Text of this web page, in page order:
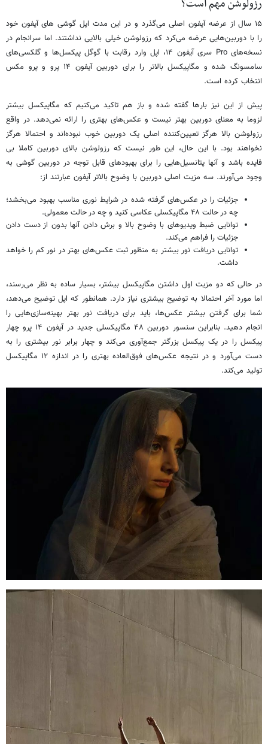
رزولوشن مهم است؟
۱۵ سال از عرضه آیفون اصلی می‌گذرد و در این مدت اپل گوشی های آیفون خود
را با دوربین‌هایی عرضه می‌کرد که رزولوشن خیلی بالایی نداشتند. اما سرانجام در
نسخه‌های Pro سری آیفون ۱۴، اپل وارد رقابت با گوگل پیکسل‌ها و گلکسی‌های
سامسونگ شده و مگاپیکسل بالاتر را برای دوربین آیفون ۱۴ پرو و پرو مکس
انتخاب کرده است.
پیش از این نیز بارها گفته شده و باز هم تاکید می‌کنیم که مگاپیکسل بیشتر
لزوما به معنای دوربین بهتر نیست و عکس‌های بهتری را ارائه نمی‌دهد. در واقع
رزولوشن بالا هرگز تعیین‌کننده اصلی یک دوربین خوب نبوده‌اند و احتمالا هرگز
نخواهند بود. با این حال، این طور نیست که رزولوشن بالای دوربین کاملا بی
فایده باشد و آنها پتانسیل‌هایی را برای بهبودهای قابل توجه در دوربین گوشی به
وجود می‌آورند. سه مزیت اصلی دوربین با وضوح بالاتر آیفون عبارتند از:
جزئیات را در عکس‌های گرفته شده در شرایط نوری مناسب بهبود می‌بخشد؛
چه در حالت ۴۸ مگاپیکسلی عکاسی کنید و چه در حالت معمولی.
توانایی ضبط ویدیوهای با وضوح بالا و برش دادن آنها بدون از دست دادن
جزئیات را فراهم می‌کند.
توانایی دریافت نور بیشتر به منظور ثبت عکس‌های بهتر در نور کم را خواهد
داشت.
در حالی که دو مزیت اول داشتن مگاپیکسل بیشتر، بسیار ساده به نظر می‌رسند،
اما مورد آخر احتمالا به توضیح بیشتری نیاز دارد. همانطور که اپل توضیح می‌دهد،
شما برای گرفتن بیشتر عکس‌ها، باید برای دریافت نور بهتر بهینه‌سازی‌هایی را
انجام دهید. بنابراین سنسور دوربین ۴۸ مگاپیکسلی جدید در آیفون ۱۴ پرو چهار
پیکسل را در یک پیکسل بزرگتر جمع‌آوری می‌کند و چهار برابر نور بیشتری را به
دست می‌آورد و در نتیجه عکس‌های فوق‌العاده بهتری را در اندازه ۱۲ مگاپیکسل
تولید می‌کند.